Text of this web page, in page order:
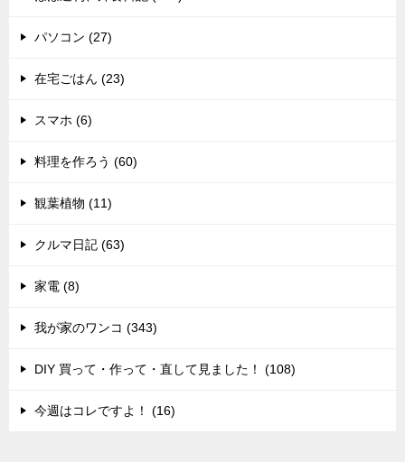
パソコン (27)
在宅ごはん (23)
スマホ (6)
料理を作ろう (60)
観葉植物 (11)
クルマ日記 (63)
家電 (8)
我が家のワンコ (343)
DIY 買って・作って・直して見ました！ (108)
今週はコレですよ！ (16)